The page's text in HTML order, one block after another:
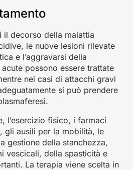
il decorso della malattia
le nuove lesioni rilevate
e l’aggravarsi della
possono essere trattate
nei casi di attacchi gravi
si può prendere
l’esercizio fisico, i farmaci
gli ausili per la mobilità, le
gestione della stanchezza,
vescicali, della spasticità e
La terapia viene scelta in